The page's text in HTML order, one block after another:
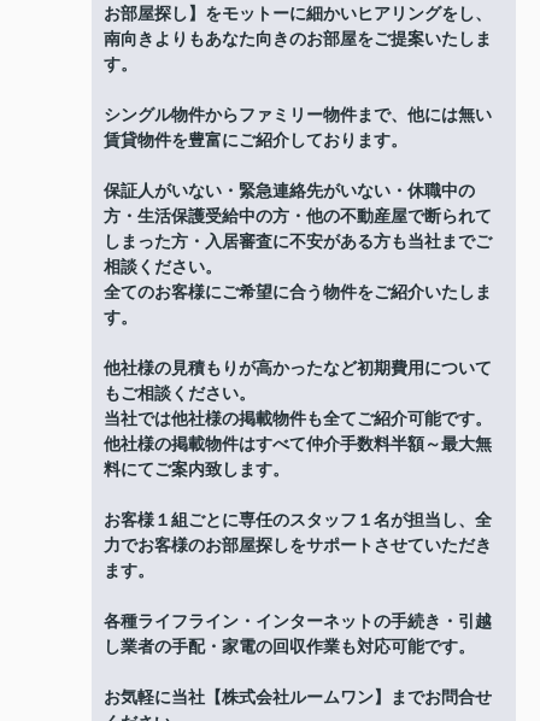
お部屋探し】をモットーに細かいヒアリングをし、
南向きよりもあなた向きのお部屋をご提案いたしま
す。
シングル物件からファミリー物件まで、他には無い
賃貸物件を豊富にご紹介しております。
保証人がいない・緊急連絡先がいない・休職中の
方・生活保護受給中の方・他の不動産屋で断られて
しまった方・入居審査に不安がある方も当社までご
相談ください。
全てのお客様にご希望に合う物件をご紹介いたしま
す。
他社様の見積もりが高かったなど初期費用について
もご相談ください。
当社では他社様の掲載物件も全てご紹介可能です。
他社様の掲載物件はすべて仲介手数料半額～最大無
料にてご案内致します。
お客様１組ごとに専任のスタッフ１名が担当し、全
力でお客様のお部屋探しをサポートさせていただき
ます。
各種ライフライン・インターネットの手続き・引越
し業者の手配・家電の回収作業も対応可能です。
お気軽に当社【株式会社ルームワン】までお問合せ